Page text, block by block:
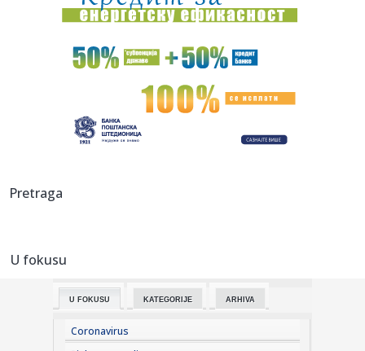
00:04:Vukotić ne zna ko je Baba: "Vidim da ga svi hvale"
00:01:Na današnji dan, 7. avgust
U predgrađu Damaska podignut autobus u vazduh, dve
23:55:ROMAŠČENKO POSLE POTOPA U HUMSKOJ: Jedna stvar
VIDEO
23:47:
23:44: "Mesi bi bio Pikaso" VIDEO
Pretraga
U fokusu
U FOKUSU KATEGORIJE ARHIVA
Coronavirus